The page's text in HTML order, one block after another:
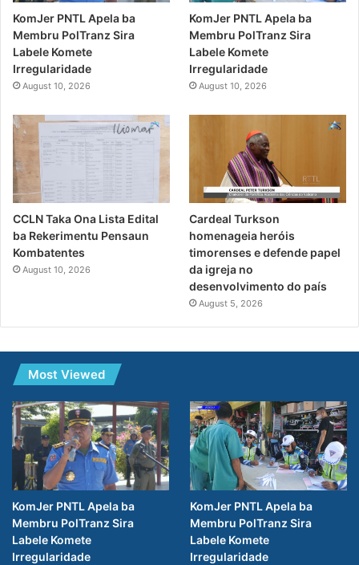
KomJer PNTL Apela ba
Membru PolTranz Sira
Labele Komete
Irregularidade
August 10, 2026
KomJer PNTL Apela ba
Membru PolTranz Sira
Labele Komete
Irregularidade
August 10, 2026
CCLN Taka Ona Lista Edital
ba Rekerimentu Pensaun
Kombatentes
August 10, 2026
Cardeal Turkson
homenageia heróis
timorenses e defende papel
da igreja no
desenvolvimento do país
August 5, 2026
Most Viewed
KomJer PNTL Apela ba
Membru PolTranz Sira
Labele Komete
Irregularidade
KomJer PNTL Apela ba
Membru PolTranz Sira
Labele Komete
Irregularidade